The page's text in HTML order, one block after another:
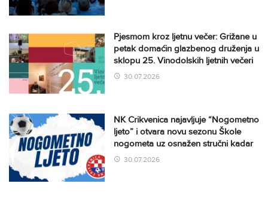
Pjesmom kroz ljetnu večer: Grižane u
petak domaćin glazbenog druženja u
sklopu 25. Vinodolskih ljetnih večeri
30.07.2026
NK Crikvenica najavljuje “Nogometno
ljeto” i otvara novu sezonu Škole
nogometa uz osnažen stručni kadar
30.07.2026